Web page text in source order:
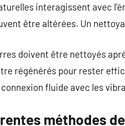
interagissent avec
être altérées. Un
doivent être nettoyés
régénérés pour rester
connexion fluide avec les
méthodes